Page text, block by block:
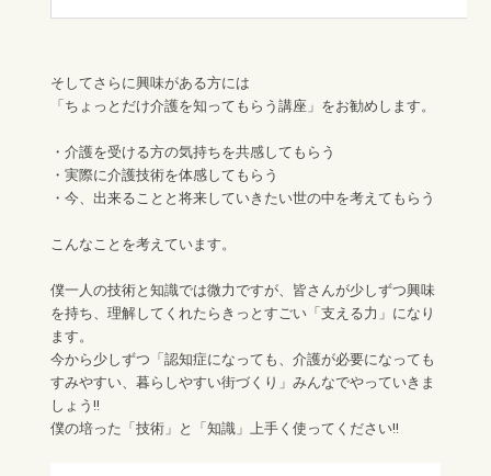
そしてさらに興味がある方には
「ちょっとだけ介護を知ってもらう講座」をお勧めします。
・介護を受ける方の気持ちを共感してもらう
・実際に介護技術を体感してもらう
・今、出来ることと将来していきたい世の中を考えてもらう
こんなことを考えています。
僕一人の技術と知識では微力ですが、皆さんが少しずつ興味
を持ち、理解してくれたらきっとすごい「支える力」になり
ます。
今から少しずつ「認知症になっても、介護が必要になっても
すみやすい、暮らしやすい街づくり」みんなでやっていきま
しょう!!
僕の培った「技術」と「知識」上手く使ってください!!